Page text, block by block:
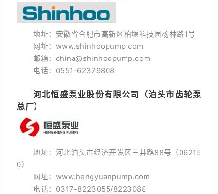
地址：安徽省合肥市高新区柏堰科技园杨林路1号
网址：www.shinhoopump.com
邮箱：china@shinhoopump.com
电话：0551-62379808
河北恒盛泵业股份有限公司（泊头市齿轮泵
总厂）
地址：河北泊头市经济开发区三井路88号（06215
0）
网址：www.hengyuanpump.com
电话：0317-8223055/8223088